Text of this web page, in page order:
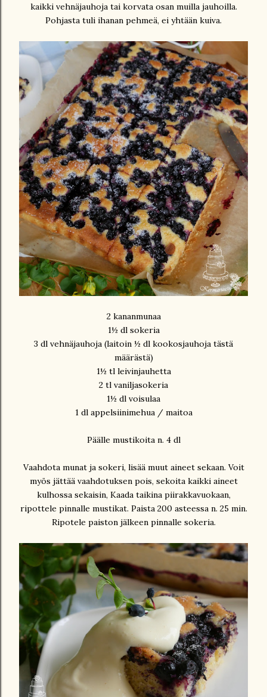
kaikki vehnäjauhoja tai korvata osan muilla jauhoilla.
Pohjasta tuli ihanan pehmeä, ei yhtään kuiva.
2 kananmunaa
1½ dl sokeria
3 dl vehnäjauhoja (laitoin ½ dl kookosjauhoja tästä
määrästä)
1½ tl leivinjauhetta
2 tl vaniljasokeria
1½ dl voisulaa
1 dl appelsiinimehua / maitoa
Päälle mustikoita n. 4 dl
Vaahdota munat ja sokeri, lisää muut aineet sekaan. Voit
myös jättää vaahdotuksen pois, sekoita kaikki aineet
kulhossa sekaisin, Kaada taikina piirakkavuokaan,
ripottele pinnalle mustikat. Paista 200 asteessa n. 25 min.
Ripotele paiston jälkeen pinnalle sokeria.